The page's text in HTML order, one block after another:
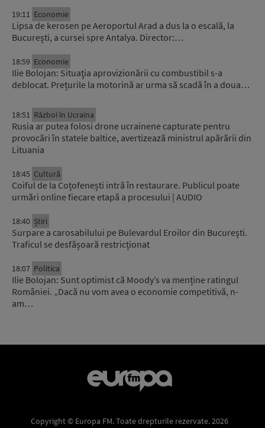
19:11 Economie
Lipsa de kerosen pe Aeroportul Arad a dus la o escală, la
București, a cursei spre Antalya. Director:…
18:59 Economie
Ilie Bolojan: Situaţia aprovizionării cu combustibil s-a
deblocat. Prețurile la motorină ar urma să scadă în a doua…
18:51 Război în Ucraina
Rusia ar putea folosi drone ucrainene capturate pentru
provocări în statele baltice, avertizează ministrul apărării din
Lituania
18:45 Cultură
Coiful de la Coțofenești intră în restaurare. Publicul poate
urmări online fiecare etapă a procesului | AUDIO
18:40 Știri
Surpare a carosabilului pe Bulevardul Eroilor din București.
Traficul se desfășoară restricționat
18:07 Politica
Ilie Bolojan: Sunt optimist că Moody’s va menține ratingul
României. „Dacă nu vom avea o economie competitivă, n-
am…
Copyright © Europa FM. Toate drepturile rezervate. 2026